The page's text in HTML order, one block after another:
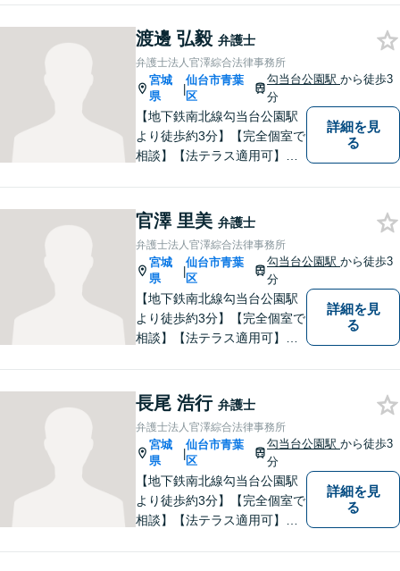
とともに解決に向けて歩んで
いきたいと思います。法律問
題でお困りの方はお気軽にご
相談ください。
渡邊 弘毅 弁護士
弁護士法人官澤綜合法律事務所
宮城
県
|
仙台市青葉
区
勾当台公園駅から徒歩3
分
【地下鉄南北線勾当台公園駅
より徒歩約3分】【完全個室で
相談】【法テラス適用可】何
を目指しております。法律問
題でお困りの方はお気軽にご
相談ください。
詳細を見
る
官澤 里美 弁護士
弁護士法人官澤綜合法律事務所
宮城
県
|
仙台市青葉
区
勾当台公園駅から徒歩3
分
【地下鉄南北線勾当台公園駅
より徒歩約3分】【完全個室で
相談】【法テラス適用可】
い事務所を築いていけるよう
に日々の業務に勤しんでおり
ます。法律問題でお困りの方
はお気軽にご相談ください。
詳細を見
る
長尾 浩行 弁護士
弁護士法人官澤綜合法律事務所
宮城
県
|
仙台市青葉
区
勾当台公園駅から徒歩3
分
【地下鉄南北線勾当台公園駅
より徒歩約3分】【完全個室で
相談】【法テラス適用可】民
詳細を見
る